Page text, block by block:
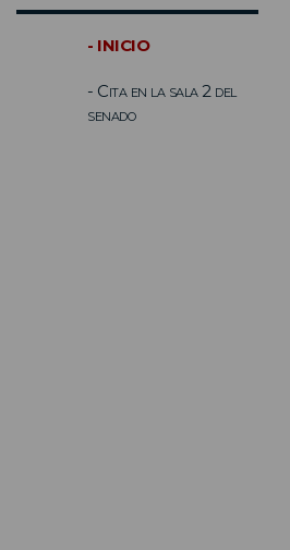
- INICIO
- Cita en la sala 2 del
senado